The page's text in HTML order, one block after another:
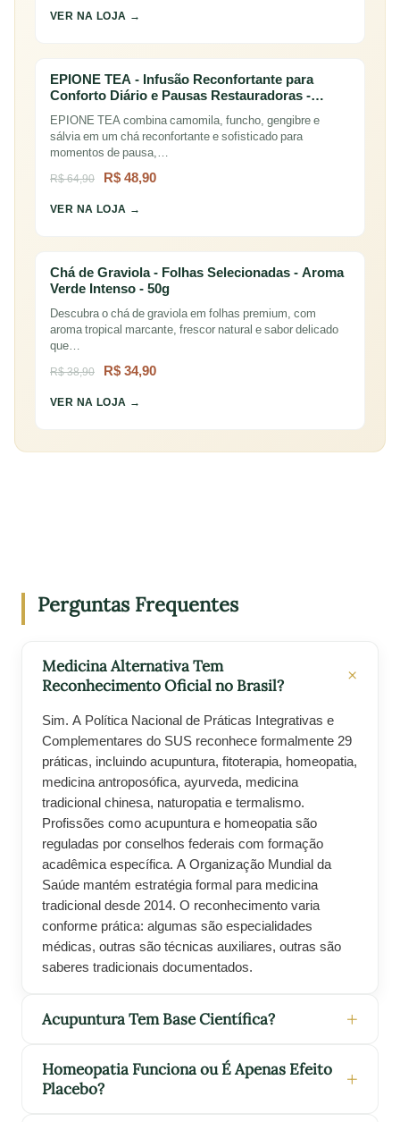
VER NA LOJA →
EPIONE TEA - Infusão Reconfortante para
Conforto Diário e Pausas Restauradoras -…
EPIONE TEA combina camomila, funcho, gengibre e
sálvia em um chá reconfortante e sofisticado para
momentos de pausa,…
R$ 64,90
R$ 48,90
VER NA LOJA →
Chá de Graviola - Folhas Selecionadas - Aroma
Verde Intenso - 50g
Descubra o chá de graviola em folhas premium, com
aroma tropical marcante, frescor natural e sabor delicado
que…
R$ 38,90
R$ 34,90
VER NA LOJA →
Perguntas Frequentes
Medicina Alternativa Tem
Reconhecimento Oficial no Brasil?
Sim. A Política Nacional de Práticas Integrativas e
Complementares do SUS reconhece formalmente 29
práticas, incluindo acupuntura, fitoterapia, homeopatia,
medicina antroposófica, ayurveda, medicina
tradicional chinesa, naturopatia e termalismo.
Profissões como acupuntura e homeopatia são
reguladas por conselhos federais com formação
acadêmica específica. A Organização Mundial da
Saúde mantém estratégia formal para medicina
tradicional desde 2014. O reconhecimento varia
conforme prática: algumas são especialidades
médicas, outras são técnicas auxiliares, outras são
saberes tradicionais documentados.
Acupuntura Tem Base Científica?
Homeopatia Funciona ou É Apenas Efeito
Placebo?